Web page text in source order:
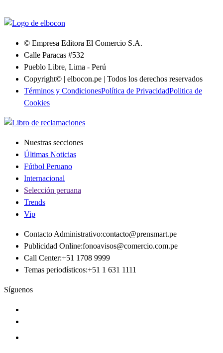
© Empresa Editora El Comercio S.A.
Calle Paracas #532
Pueblo Libre, Lima - Perú
Copyright© | elbocon.pe | Todos los derechos reservados
Términos y CondicionesPolítica de PrivacidadPolitica de
Cookies
Nuestras secciones
Últimas Noticias
Fútbol Peruano
Internacional
Selección peruana
Trends
Vip
Contacto Administrativo:contacto@prensmart.pe
Publicidad Online:fonoavisos@comercio.com.pe
Call Center:+51 1708 9999
Temas periodísticos:+51 1 631 1111
Síguenos